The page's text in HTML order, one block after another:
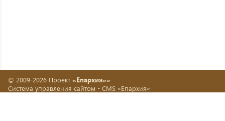
© 2009-2026 Проект «Епархия»»
Система управления сайтом - CMS «Епархия»